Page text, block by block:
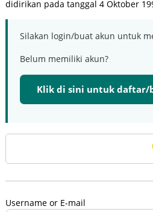
didirikan pada tanggal 4 Oktober
Silakan login/buat akun untuk
Belum memiliki akun?
Klik di sini untuk daftar/
Username or E-mail